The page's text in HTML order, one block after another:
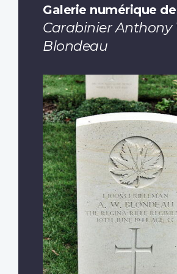
Galerie numérique de
Carabinier Anthony
Blondeau